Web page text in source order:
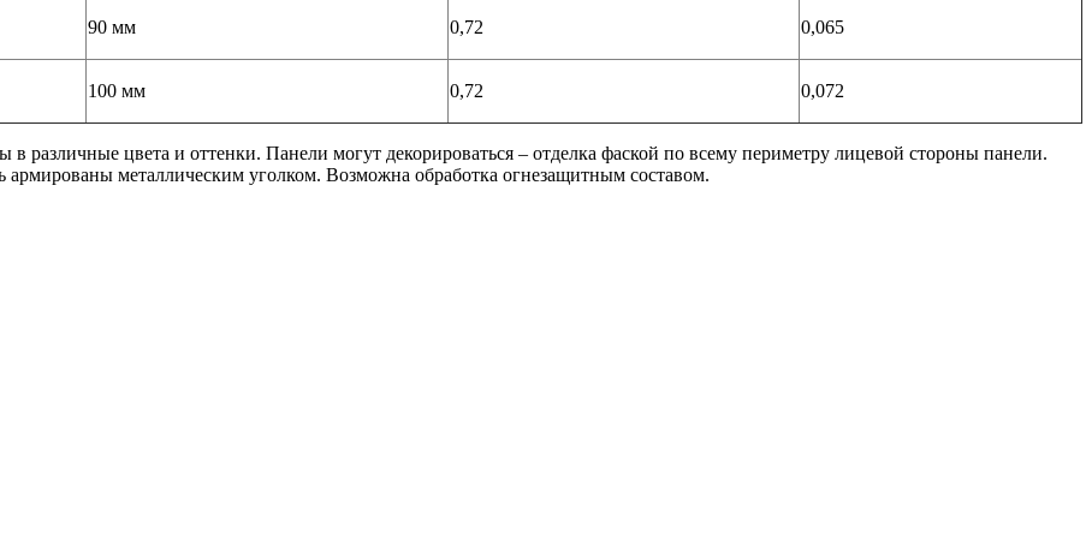
90 мм 0,72 0,065
100 мм 0,72 0,072
различные цвета и оттенки. Панели могут декорироваться – отделка фаской по всему периметру лицевой стороны панели.
металлическим уголком. Возможна обработка огнезащитным составом.